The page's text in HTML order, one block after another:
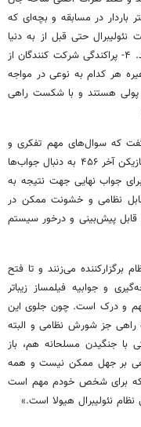
می‌برند و باقی نابود می‌شوند. ۳- دختر باردار در مسابقه و بچه‌ای که
نئولیبرالحتی قبل از به دنیا
آمدن مشغول جنگیدن و مسابقه سرمایه می‌شوید. ۴- پراکندگی شرکت کنندگان از
غیره هر کدام به نوعی در مواجه
پولی هستند و با شکست راهی
که سوال‌های مهم تفکری و
چیستی حضور توسط بازیکن ۰۰۱ بیان می‌شود و بازیکن آخر ۴۵۶ به دنبال جواب‌ها
جواب نهایی جهت نتیجه به
نظامی و خشونت ممکن در
قابل پیش‌بینی و درخور سیستم
می‌زنند و تا فتح
و جوابیه فیلمساز زیباتر
و درک است. چون جلوی این
جز شورش نظامی و البته
جنگیدن مسلحانه هم، باز
بر جهل ممکن نیست و همه
که برای شخص خودم مهم است
نظام نئولیبرال هیولا است.»